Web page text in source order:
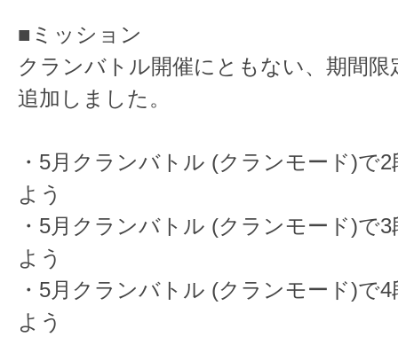
■ミッション
クランバトル開催にともない、期間
追加しました。
・5月クランバトル (クランモード)で
よう
・5月クランバトル (クランモード)で
よう
・5月クランバトル (クランモード)で
よう